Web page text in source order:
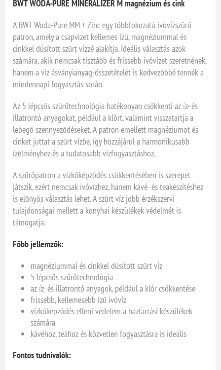
BWT WODA-PURE MINERALIZER M magnézium és cink
A BWT Woda-Pure MM + Zinc egy többfokozatú ivóvízszűrő
patron, amely a csapvizet kellemes ízű, magnéziummal és
cinkkel dúsított szűrt vízzé alakítja. Ideális választás azok
számára, akik nemcsak tisztább és frissebb ivóvizet szeretnének,
hanem a víz ásványianyag-összetételét is kedvezőbbé tennék a
mindennapi fogyasztás során.
Az 5 lépcsős szűrőtechnológia hatékonyan csökkenti az íz- és
illatrontó anyagokat, például a klórt, valamint visszatartja a
lebegő szennyeződéseket. A patron emellett magnéziumot és
cinket juttat a szűrt vízbe, így hozzájárul a harmonikusabb
ízélményhez és a tudatosabb vízfogyasztáshoz.
A szűrőpatron a vízkőképződés csökkentésében is szerepet
játszik, ezért nemcsak ivóvízhez, hanem kávé- és teakészítéshez
is előnyös választás lehet. A szűrt víz jobb érzékszervi
tulajdonságai mellett a konyhai készülékek védelmét is
támogatja.
Főbb jellemzők:
magnéziummal és cinkkel dúsított szűrt víz
5 lépcsős szűrőtechnológia
az íz- és illatrontó anyagok, például a klór csökkentése
frissebb, kellemesebb ízű ivóvíz
vízkőképződés elleni védelem a háztartási készülékek
számára
kávéhoz, teához és közvetlen fogyasztásra is ideális
Fontos tudnivalók: